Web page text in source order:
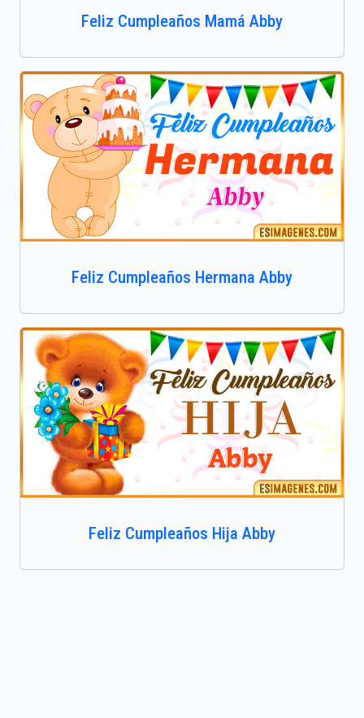
Feliz Cumpleaños Mamá Abby
Feliz Cumpleaños Hermana Abby
Feliz Cumpleaños Hija Abby